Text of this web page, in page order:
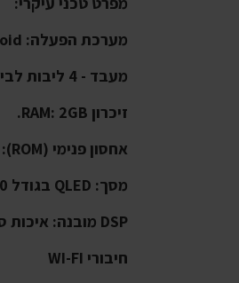
מערכת הפעלה: Android חדש ועדכני.
מעבד - 4 ליבות לביצועים מהירים.
זיכרון RAM: 2GB.
אחסון פנימי (ROM): ‎32GB.
מסך: QLED בגודל 9-10 אינץ’ ברזולוציה ‎1280×720 HD.
DSP מובנה: איכות סאונד גבוהה עם אפשרויות כיוון מתקדמות.
חיבורי WI-FI